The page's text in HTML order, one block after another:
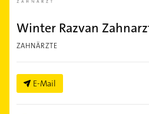
Winter Razvan
ZAHNÄRZTE
E-Mail